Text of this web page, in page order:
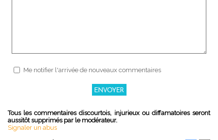
Me notifier l'arrivée de nouveaux commentaires
Tous les commentaires discourtois, injurieux ou diffamatoires seront
aussitôt supprimés par le modérateur.
Signaler un abus